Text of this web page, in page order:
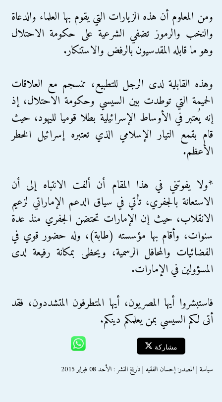
ومن المعلوم أن هذه الزيارات التي يقوم بها العلماء والدعاة
والنخب والرموز تضفي الشرعية على حكومة الاحتلال
وهو ما قابله المقدسيون بالرفض والاستنكار.
وهذه القابلية لدى الرجل للتطبيع، تنسجم مع العلاقات
الحميمة التي توطدت بين السيسي وحكومة الاحتلال، إذ
إنه يُعتبر في الأوساط الإسرائيلية بطلا قوميا لليهود، حيث
قام بقمع التيار الإسلامي الذي تعتبره إسرائيل الخطر
الأعظم.
*ولا يفوتني في هذا المقام أن ألفت الانتباه إلى أن
الاستعانة بالجفري، تأتي في سياق الدعم الإماراتي لزعيم
الانقلاب، حيث إن الإمارات تحتضن الجفري منذ عدة
سنوات، وأقام بها مؤسسته (طابة)، وله حضور قوي في
الفضائيات والمحافل الرسمية، ويحظى بمكانة رفيعة لدى
المسؤولين في الإمارات.
فاستبشروا أيها المصريون، أيها المتطرفون المتشددون، فقد
أتى لكم السيسي بمن يعلمكم دينكم.
مشاركة
سياسة | المصدر: إحسان الفقيه | تاريخ النشر : الأحد 08 فبراير 2015